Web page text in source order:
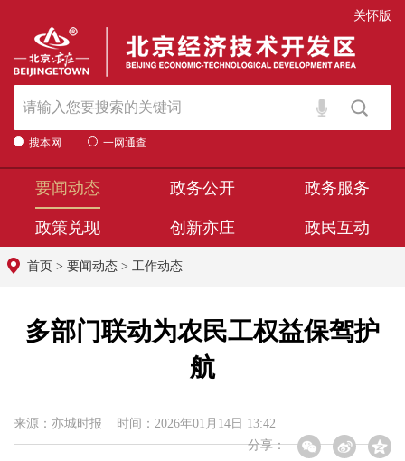
关怀版
搜本网 一网通查
要闻动态 政务公开 政务服务
政策兑现 创新亦庄 政民互动
首页 > 要闻动态 > 工作动态
多部门联动为农民工权益保驾护
航
来源：亦城时报 时间：2026年01月14日 13:42
分享：